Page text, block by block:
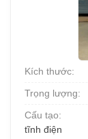
Kích thước:
Trọng lượng:
Cấu tạo:
tĩnh điện